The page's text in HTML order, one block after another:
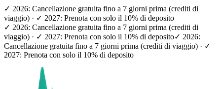
✓ 2026: Cancellazione gratuita fino a 7 giorni prima (crediti di
viaggio) · ✓ 2027: Prenota con solo il 10% di deposito
✓ 2026: Cancellazione gratuita fino a 7 giorni prima (crediti di
viaggio) · ✓ 2027: Prenota con solo il 10% di deposito✓ 2026:
Cancellazione gratuita fino a 7 giorni prima (crediti di viaggio) · ✓
2027: Prenota con solo il 10% di deposito